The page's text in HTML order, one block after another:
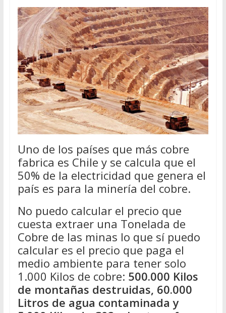
Uno de los países que más cobre
fabrica es Chile y se calcula que el
50% de la electricidad que genera el
país es para la minería del cobre.
No puedo calcular el precio que
cuesta extraer una Tonelada de
Cobre de las minas lo que sí puedo
calcular es el precio que paga el
medio ambiente para tener solo
1.000 Kilos de cobre: 500.000 Kilos
de montañas destruidas, 60.000
Litros de agua contaminada y